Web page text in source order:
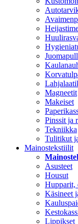
Magneetit
Makeiset
Pinssit ja
Tekniikka
Tulitikut
Mainostekstiilit
Asusteet
Housut
Hupparit,
Käsineet
Lippikset